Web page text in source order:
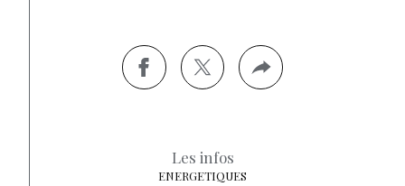
Les infos
ENERGETIQUES